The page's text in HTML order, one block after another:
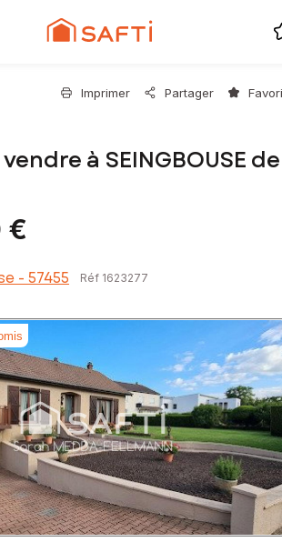
Imprimer Partager
à SEINGBOUSE de
€
- 57455 Réf 1623277